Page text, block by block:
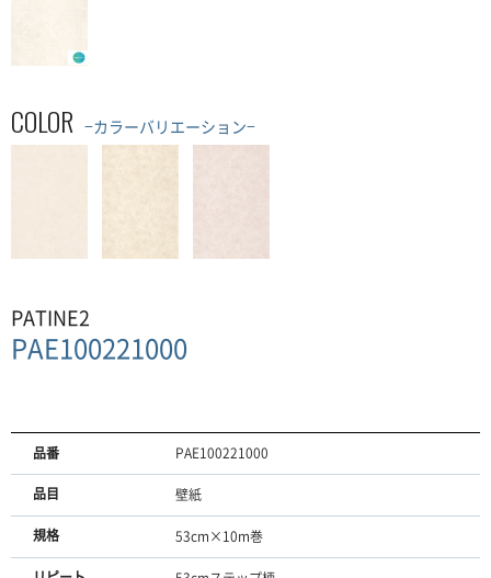
COLOR −カラーバリエーション−
PATINE2
PAE100221000
品番 PAE100221000
品目 壁紙
規格 53cm×10m巻